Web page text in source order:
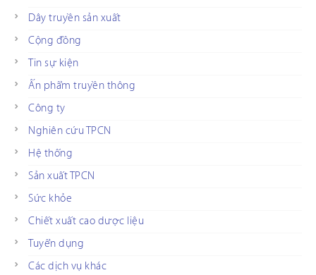
Dây truyền sản xuất
Cộng đồng
Tin sự kiện
Ấn phẩm truyền thông
Công ty
Nghiên cứu TPCN
Hệ thống
Sản xuất TPCN
Sức khỏe
Chiết xuất cao dược liệu
Tuyển dụng
Các dịch vụ khác